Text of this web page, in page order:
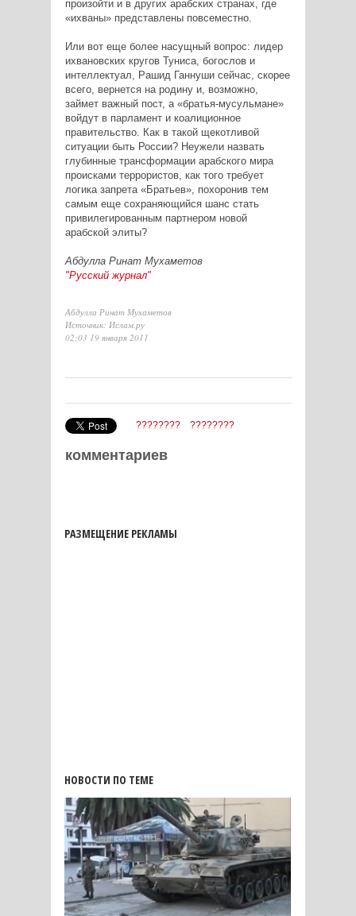
произойти и в других арабских странах, где
«ихваны» представлены повсеместно.
Или вот еще более насущный вопрос: лидер
ихвановских кругов Туниса, богослов и
интеллектуал, Рашид Ганнуши сейчас, скорее
всего, вернется на родину и, возможно,
займет важный пост, а «братья-мусульмане»
войдут в парламент и коалиционное
правительство. Как в такой щекотливой
ситуации быть России? Неужели назвать
глубинные трансформации арабского мира
происками террористов, как того требует
логика запрета «Братьев», похоронив тем
самым еще сохраняющийся шанс стать
привилегированным партнером новой
арабской элиты?
Абдулла Ринат Мухаметов
"Русский журнал"
Абдулла Ринат Мухаметов
Источник: Ислам.ру
02:03 19 января 2011
???????? ????????
комментариев
РАЗМЕЩЕНИЕ РЕКЛАМЫ
НОВОСТИ ПО ТЕМЕ